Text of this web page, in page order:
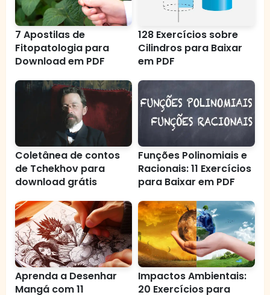
7 Apostilas de
Fitopatologia para
Download em PDF
128 Exercícios sobre
Cilindros para Baixar
em PDF
Coletânea de contos
de Tchekhov para
download grátis
Funções Polinomiais e
Racionais: 11 Exercícios
para Baixar em PDF
Aprenda a Desenhar
Mangá com 11
Impactos Ambientais:
20 Exercícios para